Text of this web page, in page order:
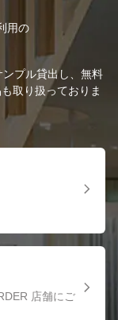
用の
プル貸出し、無料
取り扱っておりま
店舗にご